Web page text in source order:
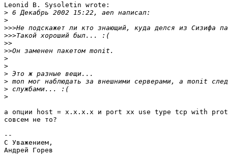
Leonid B. Sysoletin wrote:
>
>
>>>
>>>
>>
>>
>
>
>
>
>
>
а опции host = х.х.х.х и port хх use type tcp with
совсем не то?
--
С Уважением,
Андрей Горев